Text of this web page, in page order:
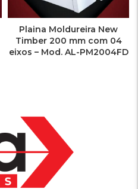
Plaina Moldureira New
Timber 200 mm com 04
eixos – Mod. AL-PM2004FD